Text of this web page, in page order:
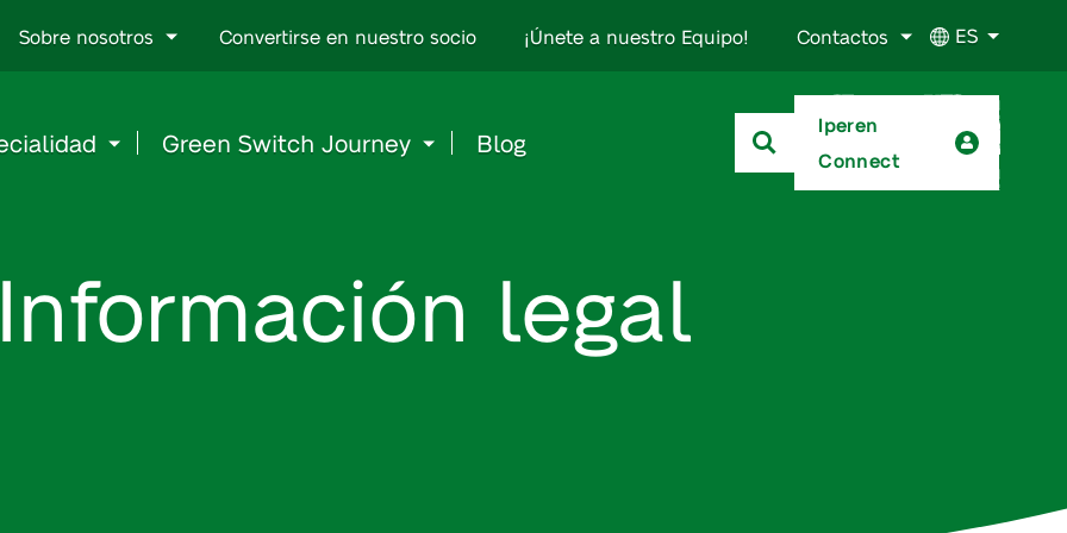
to
Sobre nosotros Convertirse en nuestro socio ¡Únete a nuestro Equipo! Contactos ES
Green Switch Journey Blog
Iperen
Connect
Información legal